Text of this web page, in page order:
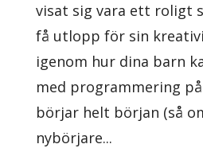
visat sig vara ett roligt
få utlopp för sin
igenom hur dina barn
med programmering
börjar helt början (så
nybörjare...